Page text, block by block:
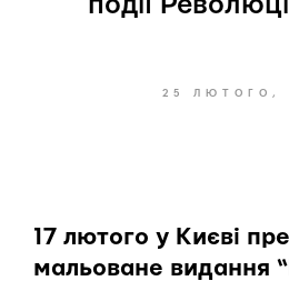
25 ЛЮТОГО,
17 лютого у Києві
мальоване видання